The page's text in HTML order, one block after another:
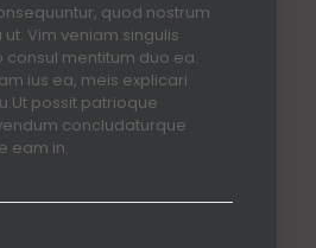
quod nostrum
Vim veniam singulis
consul mentitum duo ea.
ius ea, meis explicari
possit patrioque
concludaturque
eam in.